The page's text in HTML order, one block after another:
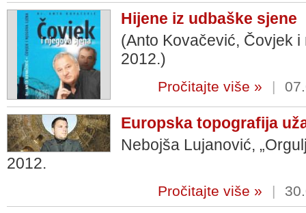
Hijene iz udbaške sjene
(Anto Kovačević, Čovjek
2012.)
Pročitajte više » |
Europska topografija
Nebojša Lujanović,
2012.
Pročitajte više » |